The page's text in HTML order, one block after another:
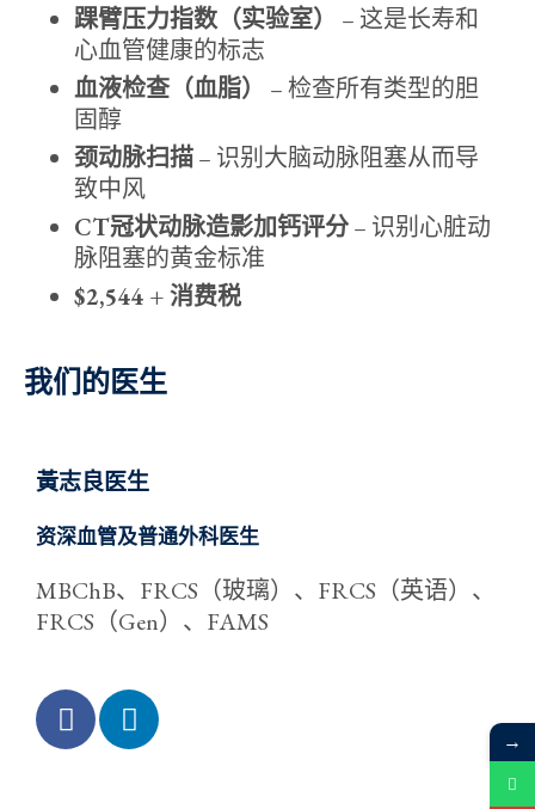
踝臂压力指数（实验室）
– 这是长寿和
心血管健康的标志
血液检查（血脂）
– 检查所有类型的胆
固醇
颈动脉扫描– 识别大脑动脉阻塞从而导
致中风
CT冠状动脉造影加钙评分– 识别心脏动
脉阻塞的黄金标准
$2,544 + 消费税
我们的医生
黃志良医生
资深血管及普通外科医生
MBChB、FRCS（玻璃）、FRCS（英语）、
FRCS（Gen）、FAMS
→